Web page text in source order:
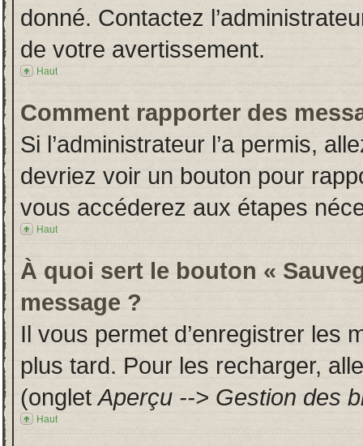
donné. Contactez
de votre avertissement.
Haut
Comment rapporter des
Si l’administrateur l’a permis,
devriez voir un bouton pour
vous accéderez aux étapes
Haut
À quoi sert le bouton «
message ?
Il vous permet d’enregistrer les
plus tard. Pour les recharger,
(ongletAperçu --> Gestion des
Haut